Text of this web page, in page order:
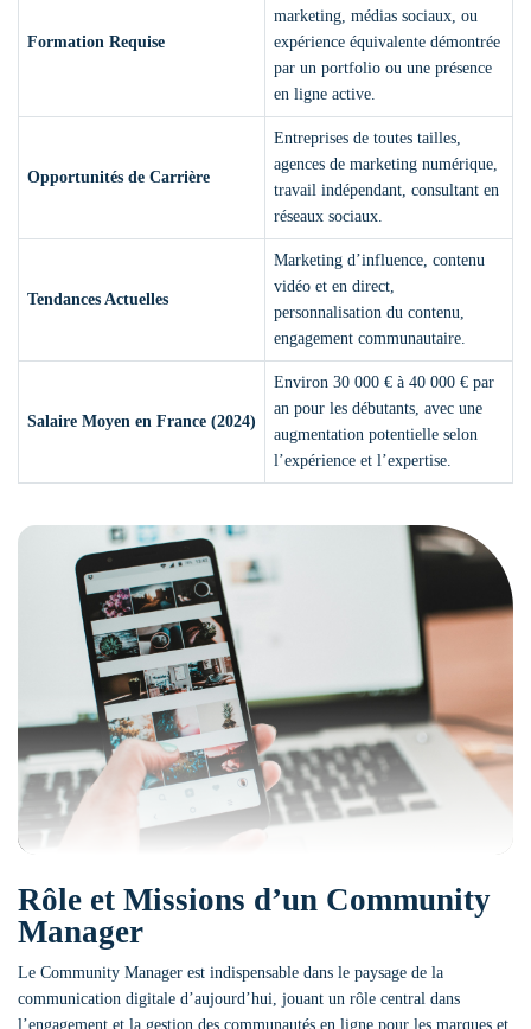
Formation Requise
marketing, médias sociaux, ou
expérience équivalente démontrée
par un portfolio ou une présence
en ligne active.
Opportunités de Carrière
Entreprises de toutes tailles,
agences de marketing numérique,
travail indépendant, consultant en
réseaux sociaux.
Tendances Actuelles
Marketing d’influence, contenu
vidéo et en direct,
personnalisation du contenu,
engagement communautaire.
Salaire Moyen en France (2024)
Environ 30 000 € à 40 000 € par
an pour les débutants, avec une
augmentation potentielle selon
l’expérience et l’expertise.
Rôle et Missions d’un Community
Manager
Le Community Manager est indispensable dans le paysage de la
communication digitale d’aujourd’hui, jouant un rôle central dans
l’engagement et la gestion des communautés en ligne pour les marques et